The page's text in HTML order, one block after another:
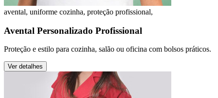
avental, uniforme cozinha, proteção profissional,
Avental Personalizado Profissional
Proteção e estilo para cozinha, salão ou oficina com bolsos práticos.
Ver detalhes